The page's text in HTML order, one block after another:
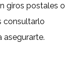
giros postales o
consultarlo
asegurarte.